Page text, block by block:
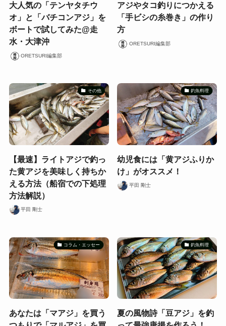
大人気の「テンヤタチウ
オ」と「バチコンアジ」を
ボートで試してみた@走
水・大津沖
ORETSURI編集部
アジやタコ釣りにつかえる
「手ビシの糸巻き」の作り
方
ORETSURI編集部
その他
【最速】ライトアジで釣っ
た黄アジを美味しく持ちか
える方法（船宿での下処理
方法解説）
平田 剛士
釣魚料理
幼児食には「黄アジふりか
け」がオススメ！
平田 剛士
コラム・エッセー
あなたは「マアジ」を買う
釣魚料理
夏の風物詩「豆アジ」を釣